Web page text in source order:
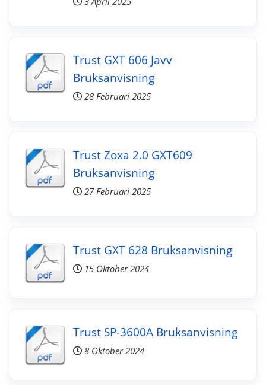
Trust GXT 606 Javv
Bruksanvisning
28 Februari 2025
Trust Zoxa 2.0 GXT609
Bruksanvisning
27 Februari 2025
Trust GXT 628 Bruksanvisning
15 Oktober 2024
Trust SP-3600A Bruksanvisning
8 Oktober 2024